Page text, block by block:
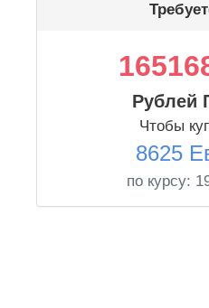
Рублей
Чтобы
8625
по курсу: